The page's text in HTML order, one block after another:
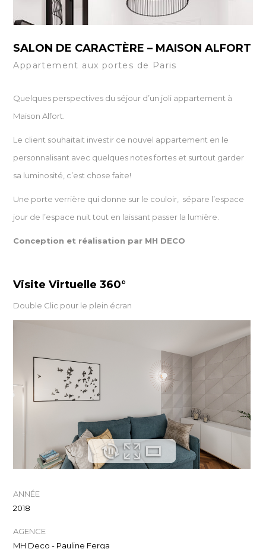
SALON DE CARACTÈRE – MAISON ALFORT
Appartement aux portes de Paris
Quelques perspectives du séjour d’un joli appartement à
Maison Alfort.
Le client souhaitait investir ce nouvel appartement en le
personnalisant avec quelques notes fortes et surtout garder
sa luminosité, c’est chose faite!
Une porte verrière qui donne sur le couloir, sépare l’espace
jour de l’espace nuit tout en laissant passer la lumière.
Conception et réalisation par MH DECO
Visite Virtuelle360°
Double Clic pour le plein écran
ANNÉE
2018
AGENCE
MH Deco - Pauline Ferga